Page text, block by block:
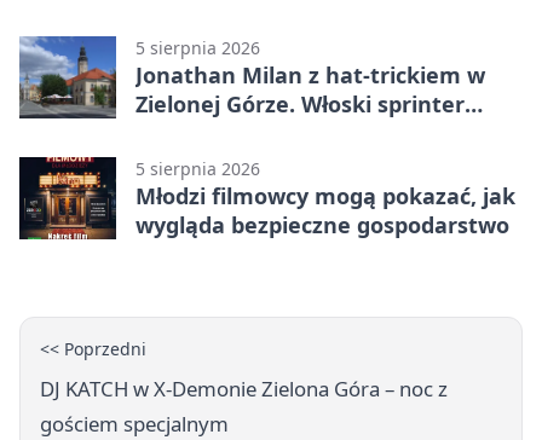
5 sierpnia 2026
Jonathan Milan z hat-trickiem w
Zielonej Górze. Włoski sprinter
5 sierpnia 2026
Młodzi filmowcy mogą pokazać, jak
wygląda bezpieczne gospodarstwo
<< Poprzedni
DJ KATCH w X-Demonie Zielona Góra – noc z
gościem specjalnym